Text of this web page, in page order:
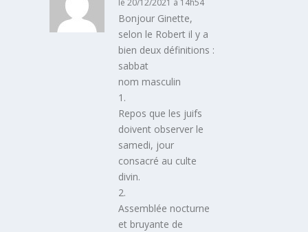
Bonjour Ginette,
selon le Robert il y a
bien deux définitions :
sabbat
nom masculin
1.
Repos que les juifs
doivent observer le
samedi, jour
consacré au culte
divin.
2.
Assemblée nocturne
et bruyante de